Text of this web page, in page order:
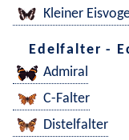
Kleiner
Edelfalter -
Admiral
C-Falter
Distelfalter